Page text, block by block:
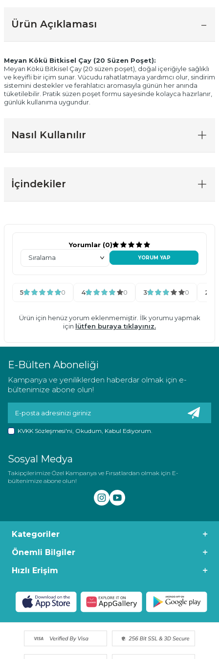
Ürün Açıklaması
Meyan Kökü Bitkisel Çay (20 Süzen Poşet):
Meyan Kökü Bitkisel Çay (20 süzen poşet), doğal içeriğiyle sağlıklı
ve keyifli bir içim sunar. Vücudu rahatlatmaya yardımcı olur, sindirim
sistemini destekler ve ferahlatıcı aromasıyla günün her anında
tüketilebilir. Pratik süzen poşet formu sayesinde kolayca hazırlanır,
günlük kullanıma uygundur.
Nasıl Kullanılır
İçindekiler
Yorumlar (0)
YORUM YAP
5 0 4 0 3 0 2
Ürün için henüz yorum eklenmemiştir. İlk yorumu yapmak
için lütfen buraya tıklayınız.
E-Bülten Aboneliği
Kampanya ve yeniliklerden haberdar olmak için e-
bültenimize abone olun!
KVKK Sözleşmesi'ni , Okudum, Kabul Ediyorum.
Sosyal Medya
Takipçilerimize Özel Kampanya ve Fırsatlardan olmak için E-
bültenimize abone olun!
Kategoriler
Önemli Bilgiler
Hızlı Erişim